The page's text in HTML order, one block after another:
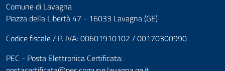
Comune di Lavagna
Piazza della Libertà 47 - 16033 Lavagna (GE)
Codice fiscale / P. IVA: 00601910102 / 00170300990
PEC - Posta Elettronica Certificata: